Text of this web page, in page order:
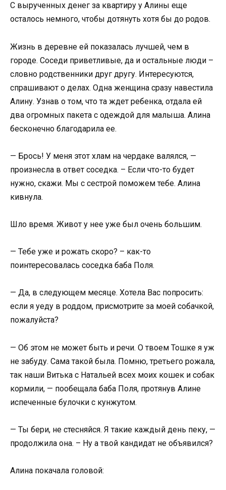
С вырученных денег за квартиру у Алины еще
осталось немного, чтобы дотянуть хотя бы до родов.
Жизнь в деревне ей показалась лучшей, чем в
городе. Соседи приветливые, да и остальные люди –
словно родственники друг другу. Интересуются,
спрашивают о делах. Одна женщина сразу навестила
Алину. Узнав о том, что та ждет ребенка, отдала ей
два огромных пакета с одеждой для малыша. Алина
бесконечно благодарила ее.
— Брось! У меня этот хлам на чердаке валялся, —
произнесла в ответ соседка. – Если что-то будет
нужно, скажи. Мы с сестрой поможем тебе. Алина
кивнула.
Шло время. Живот у нее уже был очень большим.
— Тебе уже и рожать скоро? – как-то
поинтересовалась соседка баба Поля.
— Да, в следующем месяце. Хотела Вас попросить:
если я уеду в роддом, присмотрите за моей собачкой,
пожалуйста?
— Об этом не может быть и речи. О твоем Тошке я уж
не забуду. Сама такой была. Помню, третьего рожала,
так наши Витька с Натальей всех моих кошек и собак
кормили, — пообещала баба Поля, протянув Алине
испеченные булочки с кунжутом.
— Ты бери, не стесняйся. Я такие каждый день пеку, —
продолжила она. – Ну а твой кандидат не объявился?
Алина покачала головой: